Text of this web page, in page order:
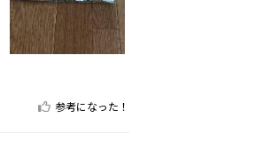
参考になった！